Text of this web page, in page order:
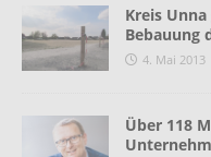
Kreis
Bebauung
4. Mai 2013
Über 118